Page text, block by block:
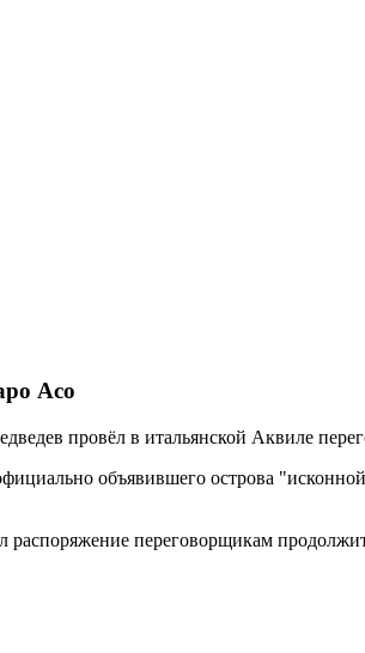
Асо
провёл в итальянской Аквиле
объявившего острова
переговорщикам